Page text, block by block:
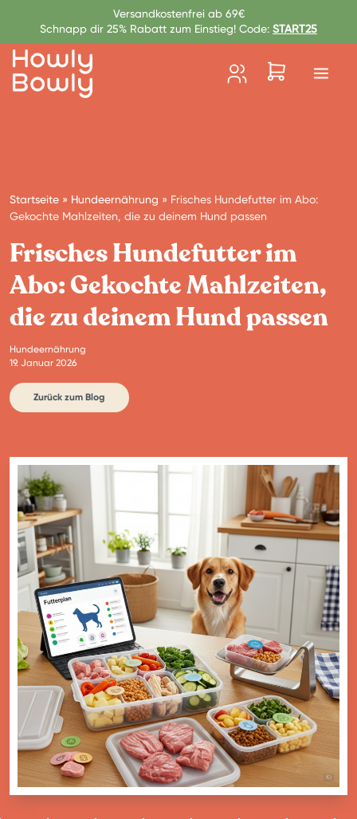
Zum Inhalt springenVersandkostenfrei ab 69€
Schnapp dir 25% Rabatt zum Einstieg! Code: START25
Startseite » Hundeernährung » Frisches Hundefutter im Abo:
Gekochte Mahlzeiten, die zu deinem Hund passen
Frisches Hundefutter im
Abo: Gekochte Mahlzeiten,
die zu deinem Hund passen
Hundeernährung
19. Januar 2026
Zurück zum Blog
KI